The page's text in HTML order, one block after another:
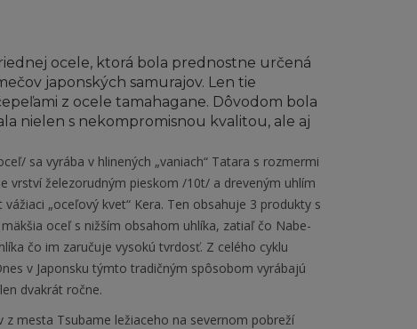
ocele, ktorá bola prednostne určená
japonských samurajov. Len tie
z ocele tamahagane. Dôvodom bola
nielen s nekompromisnou kvalitou, ale aj
sa vyrába v hlinených „vaniach“ Tatara s rozmermi
vrství železorudným pieskom /10t/ a dreveným uhlím
„oceľový kvet“ Kera. Ten obsahuje 3 produkty s
oceľ s nižším obsahom uhlíka, zatiaľ čo Nabe-
čo im zaručuje vysokú tvrdosť. Z celého cyklu
v Japonsku týmto tradičným spôsobom vyrábajú
dvakrát ročne.
z mesta Tsubame ležiaceho na severnom pobreží